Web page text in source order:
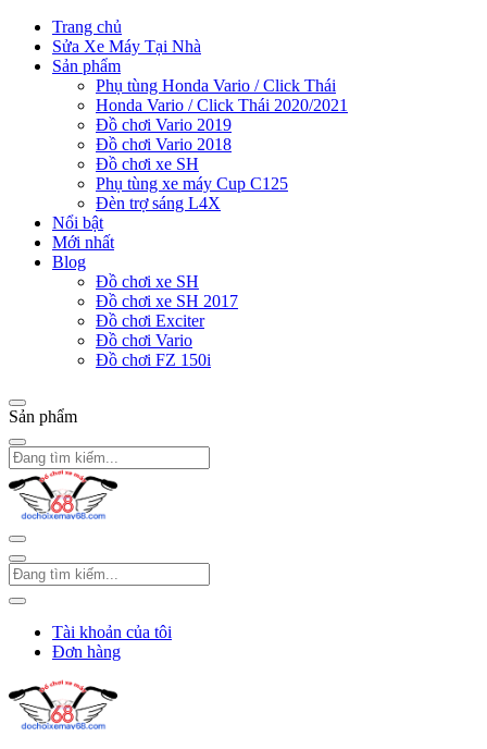
Trang chủ
Sửa Xe Máy Tại Nhà
Sản phẩm
Phụ tùng Honda Vario / Click Thái
Honda Vario / Click Thái 2020/2021
Đồ chơi Vario 2019
Đồ chơi Vario 2018
Đồ chơi xe SH
Phụ tùng xe máy Cup C125
Đèn trợ sáng L4X
Nổi bật
Mới nhất
Blog
Đồ chơi xe SH
Đồ chơi xe SH 2017
Đồ chơi Exciter
Đồ chơi Vario
Đồ chơi FZ 150i
Sản phẩm
Tài khoản của tôi
Đơn hàng